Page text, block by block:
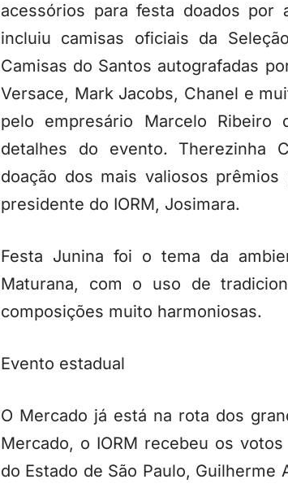
acessórios para festa doados por
incluiu camisas oficiais da
Camisas do Santos autografadas
Versace, Mark Jacobs, Chanel e
pelo empresário Marcelo
detalhes do evento. Therezinha
doação dos mais valiosos
presidente do IORM, Josimara.
Festa Junina foi o tema da
Maturana, com o uso de
composições muito harmoniosas.
Evento estadual
O Mercado já está na rota dos
Mercado, o IORM recebeu os
do Estado de São Paulo,